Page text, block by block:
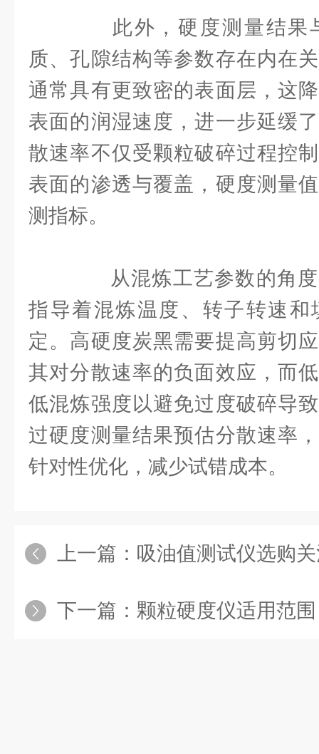
此外，硬度测量结果
质、孔隙结构等参数存在内在
通常具有更致密的表面层，这
表面的润湿速度，进一步延缓
散速率不仅受颗粒破碎过程控
表面的渗透与覆盖，硬度测量
测指标。
从混炼工艺参数的角度
指导着混炼温度、转子转速和
定。高硬度炭黑需要提高剪切
其对分散速率的负面效应，而
低混炼强度以避免过度破碎导
过硬度测量结果预估分散速率
针对性优化，减少试错成本。
上一篇： 吸油值测试仪选购关注：
下一篇： 颗粒硬度仪适用范围：从化